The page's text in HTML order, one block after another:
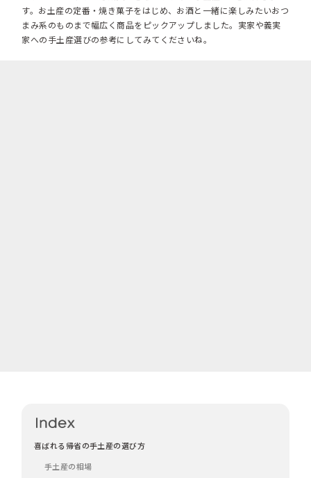
す。お土産の定番・焼き菓子をはじめ、お酒と一緒に楽しみたいおつ
まみ系のものまで幅広く商品をピックアップしました。実家や義実
家への手土産選びの参考にしてみてくださいね。
喜ばれる帰省の手土産の選び方
手土産の相場